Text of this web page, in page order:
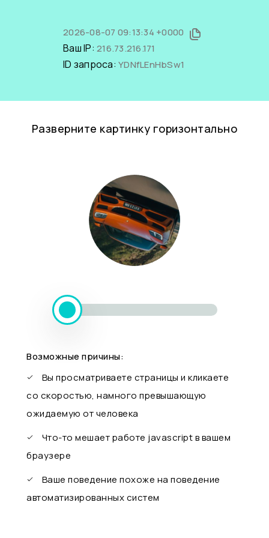
2026-08-07 09:13:34 +0000
Ваш IP: 216.73.216.171
ID запроса: YDNfLEnHbSw1
Разверните картинку горизонтально
Возможные причины:
Вы просматриваете страницы и кликаете
со скоростью, намного превышающую
ожидаемую от человека
Что-то мешает работе javascript в вашем
браузере
Ваше поведение похоже на поведение
автоматизированных систем